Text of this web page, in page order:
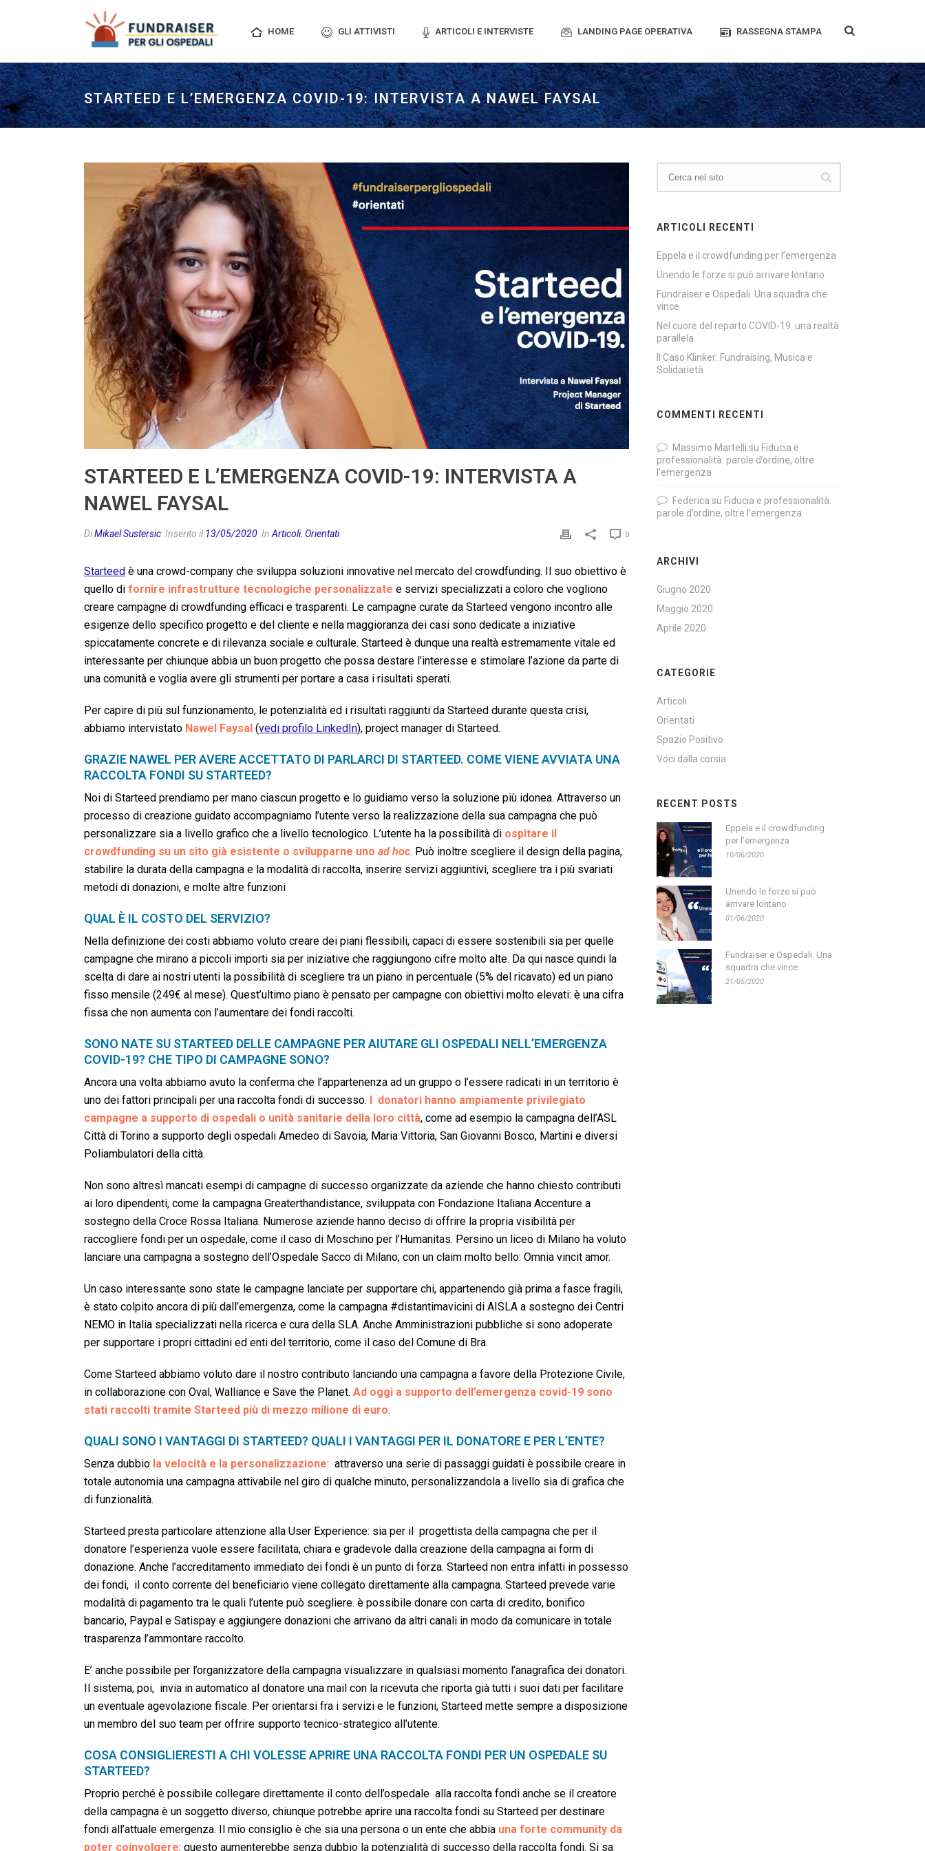
HOME GLI ATTIVISTI ARTICOLI E INTERVISTE LANDING PAGE OPERATIVA RASSEGNA STAMPA
STARTEED E L’EMERGENZA COVID-19: INTERVISTA A NAWEL FAYSAL
STARTEED E L’EMERGENZA COVID-19: INTERVISTA A
NAWEL FAYSAL
DiMikael Sustersic Inserito il13/05/2020 In Articoli, Orientati 0
Starteed è una crowd-company che sviluppa soluzioni innovative nel mercato del crowdfunding. Il suo obiettivo è
quello di fornire infrastrutture tecnologiche personalizzate e servizi specializzati a coloro che vogliono
creare campagne di crowdfunding efficaci e trasparenti. Le campagne curate da Starteed vengono incontro alle
esigenze dello specifico progetto e del cliente e nella maggioranza dei casi sono dedicate a iniziative
spiccatamente concrete e di rilevanza sociale e culturale. Starteed è dunque una realtà estremamente vitale ed
interessante per chiunque abbia un buon progetto che possa destare l’interesse e stimolare l’azione da parte di
una comunità e voglia avere gli strumenti per portare a casa i risultati sperati.
Per capire di più sul funzionamento, le potenzialità ed i risultati raggiunti da Starteed durante questa crisi,
abbiamo intervistato Nawel Faysal (vedi profilo LinkedIn), project manager di Starteed.
GRAZIE NAWEL PER AVERE ACCETTATO DI PARLARCI DI STARTEED. COME VIENE AVVIATA UNA
RACCOLTA FONDI SU STARTEED?
Noi di Starteed prendiamo per mano ciascun progetto e lo guidiamo verso la soluzione più idonea. Attraverso un
processo di creazione guidato accompagniamo l’utente verso la realizzazione della sua campagna che può
personalizzare sia a livello grafico che a livello tecnologico. L’utente ha la possibilità di ospitare il
crowdfunding su un sito già esistente o svilupparne uno ad hoc. Può inoltre scegliere il design della pagina,
stabilire la durata della campagna e la modalità di raccolta, inserire servizi aggiuntivi, scegliere tra i più svariati
metodi di donazioni, e molte altre funzioni
QUAL È IL COSTO DEL SERVIZIO?
Nella definizione dei costi abbiamo voluto creare dei piani flessibili, capaci di essere sostenibili sia per quelle
campagne che mirano a piccoli importi sia per iniziative che raggiungono cifre molto alte. Da qui nasce quindi la
scelta di dare ai nostri utenti la possibilità di scegliere tra un piano in percentuale (5% del ricavato) ed un piano
fisso mensile (249€ al mese). Quest’ultimo piano è pensato per campagne con obiettivi molto elevati: è una cifra
fissa che non aumenta con l’aumentare dei fondi raccolti.
SONO NATE SU STARTEED DELLE CAMPAGNE PER AIUTARE GLI OSPEDALI NELL’EMERGENZA
COVID-19? CHE TIPO DI CAMPAGNE SONO?
Ancora una volta abbiamo avuto la conferma che l’appartenenza ad un gruppo o l’essere radicati in un territorio è
uno dei fattori principali per una raccolta fondi di successo. I donatori hanno ampiamente privilegiato
campagne a supporto di ospedali o unità sanitarie della loro città, come ad esempio la campagna dell’ASL
Città di Torino a supporto degli ospedali Amedeo di Savoia, Maria Vittoria, San Giovanni Bosco, Martini e diversi
Poliambulatori della città.
Non sono altresì mancati esempi di campagne di successo organizzate da aziende che hanno chiesto contributi
ai loro dipendenti, come la campagna Greaterthandistance, sviluppata con Fondazione Italiana Accenture a
sostegno della Croce Rossa Italiana. Numerose aziende hanno deciso di offrire la propria visibilità per
raccogliere fondi per un ospedale, come il caso di Moschino per l’Humanitas. Persino un liceo di Milano ha voluto
lanciare una campagna a sostegno dell’Ospedale Sacco di Milano, con un claim molto bello: Omnia vincit amor.
Un caso interessante sono state le campagne lanciate per supportare chi, appartenendo già prima a fasce fragili,
è stato colpito ancora di più dall’emergenza, come la campagna #distantimavicini di AISLA a sostegno dei Centri
NEMO in Italia specializzati nella ricerca e cura della SLA. Anche Amministrazioni pubbliche si sono adoperate
per supportare i propri cittadini ed enti del territorio, come il caso del Comune di Bra.
Come Starteed abbiamo voluto dare il nostro contributo lanciando una campagna a favore della Protezione Civile,
in collaborazione con Oval, Walliance e Save the Planet. Ad oggi a supporto dell’emergenza covid-19 sono
stati raccolti tramite Starteed più di mezzo milione di euro.
QUALI SONO I VANTAGGI DI STARTEED? QUALI I VANTAGGI PER IL DONATORE E PER L’ENTE?
Senza dubbio la velocità e la personalizzazione: attraverso una serie di passaggi guidati è possibile creare in
totale autonomia una campagna attivabile nel giro di qualche minuto, personalizzandola a livello sia di grafica che
di funzionalità.
Starteed presta particolare attenzione alla User Experience: sia per il progettista della campagna che per il
donatore l’esperienza vuole essere facilitata, chiara e gradevole dalla creazione della campagna ai form di
donazione. Anche l’accreditamento immediato dei fondi è un punto di forza. Starteed non entra infatti in possesso
dei fondi, il conto corrente del beneficiario viene collegato direttamente alla campagna. Starteed prevede varie
modalità di pagamento tra le quali l’utente può scegliere. è possibile donare con carta di credito, bonifico
bancario, Paypal e Satispay e aggiungere donazioni che arrivano da altri canali in modo da comunicare in totale
trasparenza l’ammontare raccolto.
E’ anche possibile per l’organizzatore della campagna visualizzare in qualsiasi momento l’anagrafica dei donatori.
Il sistema, poi, invia in automatico al donatore una mail con la ricevuta che riporta già tutti i suoi dati per facilitare
un eventuale agevolazione fiscale. Per orientarsi fra i servizi e le funzioni, Starteed mette sempre a disposizione
un membro del suo team per offrire supporto tecnico-strategico all’utente.
COSA CONSIGLIERESTI A CHI VOLESSE APRIRE UNA RACCOLTA FONDI PER UN OSPEDALE SU
STARTEED?
Proprio perché è possibile collegare direttamente il conto dell’ospedale alla raccolta fondi anche se il creatore
della campagna è un soggetto diverso, chiunque potrebbe aprire una raccolta fondi su Starteed per destinare
fondi all’attuale emergenza. Il mio consiglio è che sia una persona o un ente che abbia una forte community da
poter coinvolgere: questo aumenterebbe senza dubbio la potenzialità di successo della raccolta fondi. Si sa
ARTICOLI RECENTI
Eppela e il crowdfunding per l’emergenza
Unendo le forze si può arrivare lontano
Fundraiser e Ospedali. Una squadra che
vince
Nel cuore del reparto COVID-19: una realtà
parallela
Il Caso Klinker: Fundraising, Musica e
Solidarietà
COMMENTI RECENTI
Massimo Martelli su Fiducia e
professionalità: parole d’ordine, oltre
l’emergenza
Federica su Fiducia e professionalità:
parole d’ordine, oltre l’emergenza
ARCHIVI
Giugno 2020
Maggio 2020
Aprile 2020
CATEGORIE
Articoli
Orientati
Spazio Positivo
Voci dalla corsia
RECENT POSTS
Eppela e il crowdfunding
per l’emergenza
10/06/2020
Unendo le forze si può
arrivare lontano
01/06/2020
Fundraiser e Ospedali. Una
squadra che vince
21/05/2020